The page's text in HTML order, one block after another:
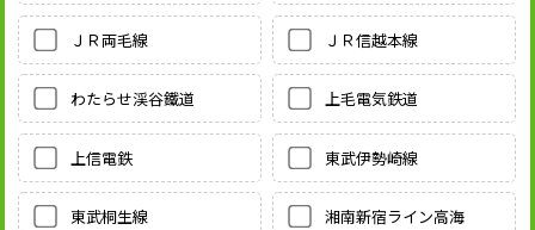
ＪＲ両毛線 ＪＲ信越本線
わたらせ渓谷鐵道 上毛電気鉄道
上信電鉄 東武伊勢崎線
東武桐生線 湘南新宿ライン高海